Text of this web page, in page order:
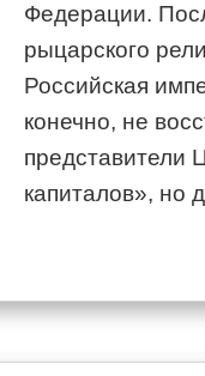
Федерации.
рыцарского
Российская
конечно, не
представители
капиталов», но